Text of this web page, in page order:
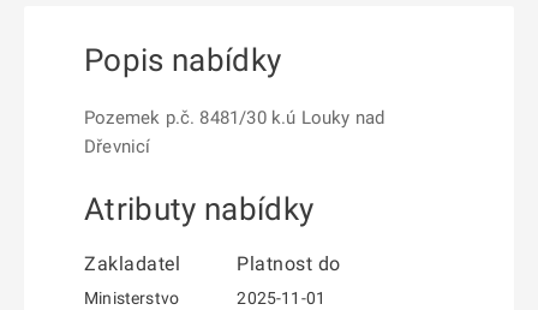
Popis nabídky
Pozemek p.č. 8481/30 k.ú Louky nad
Dřevnicí
Atributy nabídky
Zakladatel
Ministerstvo
Platnost do
2025-11-01